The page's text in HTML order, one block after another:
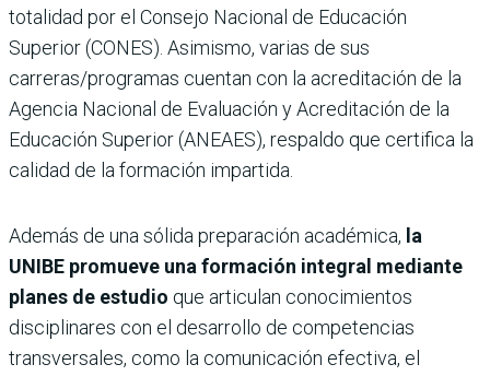
totalidad por el Consejo Nacional de Educación
Superior (CONES). Asimismo, varias de sus
carreras/programas cuentan con la acreditación de la
Agencia Nacional de Evaluación y Acreditación de la
Educación Superior (ANEAES), respaldo que certifica la
calidad de la formación impartida.
Además de una sólida preparación académica, la
UNIBE promueve una formación integral mediante
planes de estudio que articulan conocimientos
disciplinares con el desarrollo de competencias
transversales, como la comunicación efectiva, el